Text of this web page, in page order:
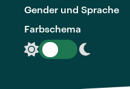
Gender und Sprache
Farbschema